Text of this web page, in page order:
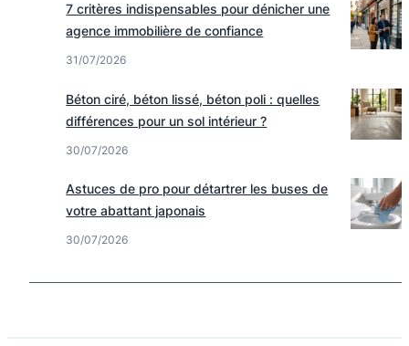
7 critères indispensables pour dénicher une
agence immobilière de confiance
31/07/2026
Béton ciré, béton lissé, béton poli : quelles
différences pour un sol intérieur ?
30/07/2026
Astuces de pro pour détartrer les buses de
votre abattant japonais
30/07/2026